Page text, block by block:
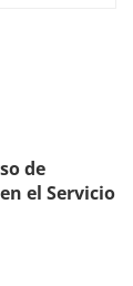
de
el Servicio